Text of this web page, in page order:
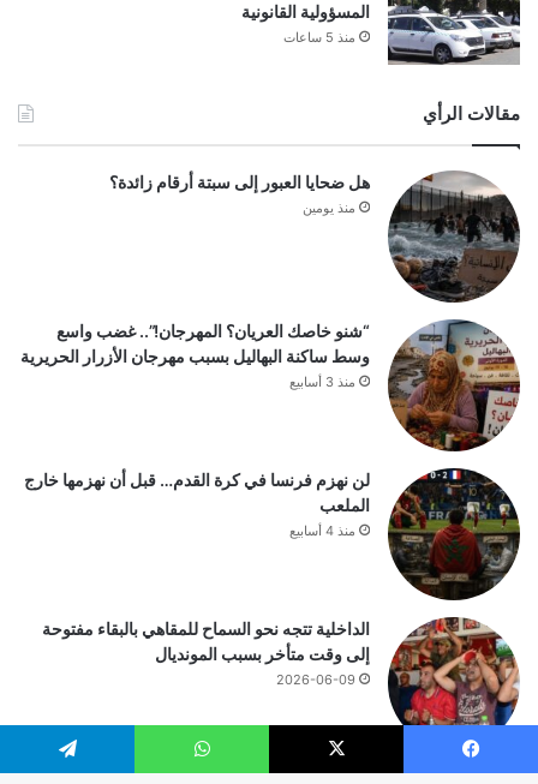
المسؤولية القانونية
منذ 5 ساعات
مقالات الرأي
هل ضحايا العبور إلى سبتة أرقام زائدة؟
منذ يومين
“شنو خاصك العريان؟ المهرجان!”.. غضب واسع
وسط ساكنة البهاليل بسبب مهرجان الأزرار الحريرية
منذ 3 أسابيع
لن نهزم فرنسا في كرة القدم… قبل أن نهزمها خارج
الملعب
منذ 4 أسابيع
الداخلية تتجه نحو السماح للمقاهي بالبقاء مفتوحة
إلى وقت متأخر بسبب المونديال
2026-06-09
فيسبوك ‫X واتساب تيلقرام